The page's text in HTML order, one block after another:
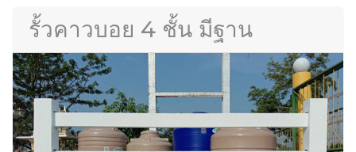
รั้วคาวบอย 4 ชั้น มีฐาน